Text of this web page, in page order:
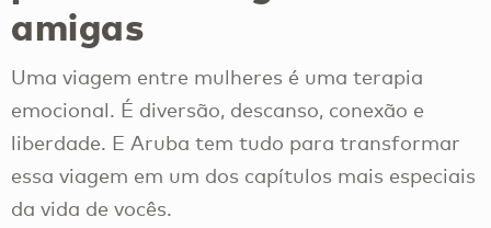
amigas
Uma viagem entre mulheres é uma terapia
emocional. É diversão, descanso, conexão e
liberdade. E Aruba tem tudo para transformar
essa viagem em um dos capítulos mais especiais
da vida de vocês.